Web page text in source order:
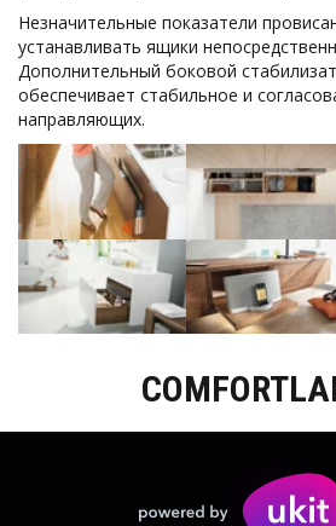
Незначительные показатели
устанавливать ящики
Дополнительный боковой
обеспечивает стабильное и
направляющих.